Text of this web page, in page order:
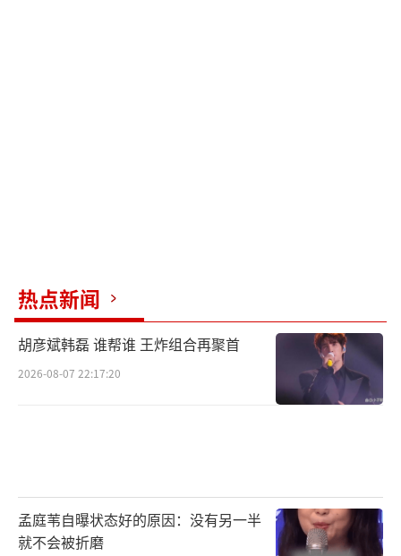
热点新闻
胡彦斌韩磊 谁帮谁 王炸组合再聚首
2026-08-07 22:17:20
孟庭苇自曝状态好的原因：没有另一半
就不会被折磨